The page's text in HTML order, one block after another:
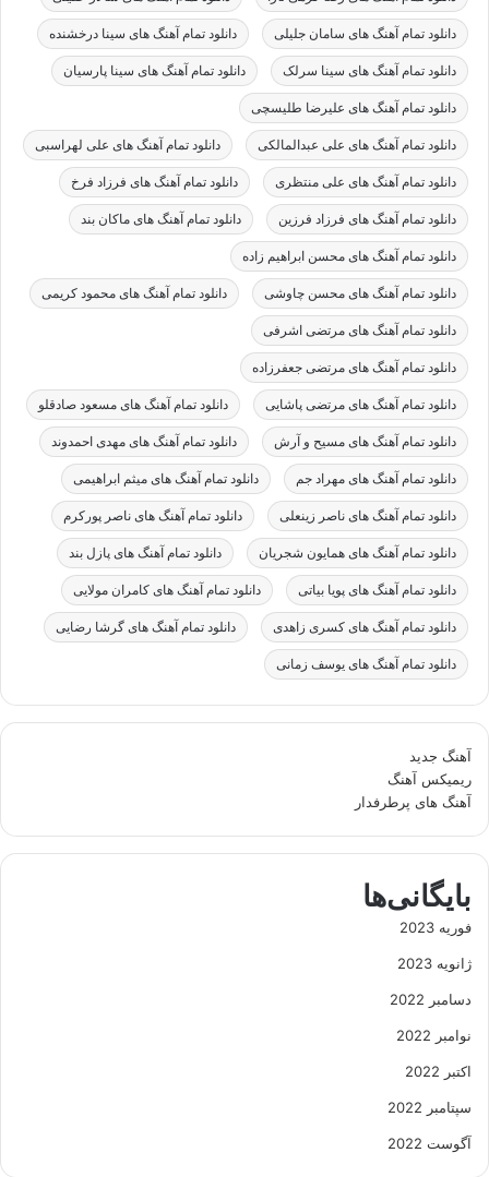
دانلود تمام آهنگ های سامان جلیلی دانلود تمام آهنگ های سینا درخشنده
دانلود تمام آهنگ های سینا سرلک دانلود تمام آهنگ های سینا پارسیان
دانلود تمام آهنگ های علیرضا طلیسچی
دانلود تمام آهنگ های علی عبدالمالکی دانلود تمام آهنگ های علی لهراسبی
دانلود تمام آهنگ های علی منتظری دانلود تمام آهنگ های فرزاد فرخ
دانلود تمام آهنگ های فرزاد فرزین دانلود تمام آهنگ های ماکان بند
دانلود تمام آهنگ های محسن ابراهیم زاده
دانلود تمام آهنگ های محسن چاوشی دانلود تمام آهنگ های محمود کریمی
دانلود تمام آهنگ های مرتضی اشرفی
دانلود تمام آهنگ های مرتضی جعفرزاده
دانلود تمام آهنگ های مرتضی پاشایی دانلود تمام آهنگ های مسعود صادقلو
دانلود تمام آهنگ های مسیح و آرش دانلود تمام آهنگ های مهدی احمدوند
دانلود تمام آهنگ های مهراد جم دانلود تمام آهنگ های میثم ابراهیمی
دانلود تمام آهنگ های ناصر زینعلی دانلود تمام آهنگ های ناصر پورکرم
دانلود تمام آهنگ های همایون شجریان دانلود تمام آهنگ های پازل بند
دانلود تمام آهنگ های پویا بیاتی دانلود تمام آهنگ های کامران مولایی
دانلود تمام آهنگ های کسری زاهدی دانلود تمام آهنگ های گرشا رضایی
دانلود تمام آهنگ های یوسف زمانی
آهنگ جدید
ریمیکس آهنگ
آهنگ های پرطرفدار
بایگانی‌ها
فوریه 2023
ژانویه 2023
دسامبر 2022
نوامبر 2022
اکتبر 2022
سپتامبر 2022
آگوست 2022